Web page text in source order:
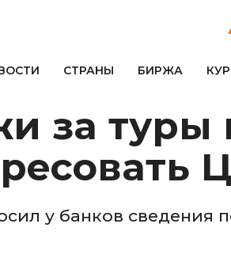
СТРАНЫ БИРЖА
за
у банков сведения